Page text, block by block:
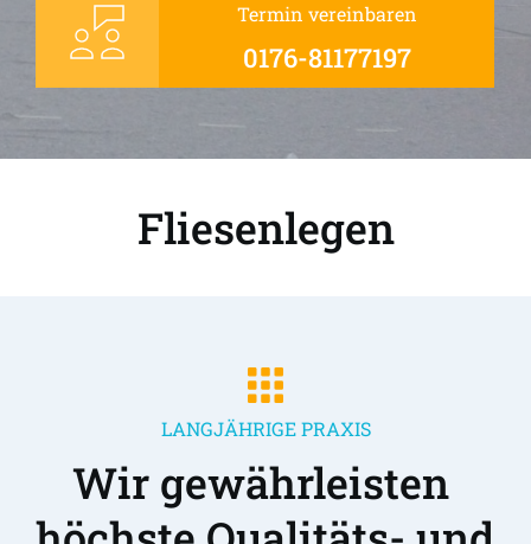
Termin vereinbaren
0176-81177197
Fliesenlegen
LANGJÄHRIGE PRAXIS
Wir gewährleisten